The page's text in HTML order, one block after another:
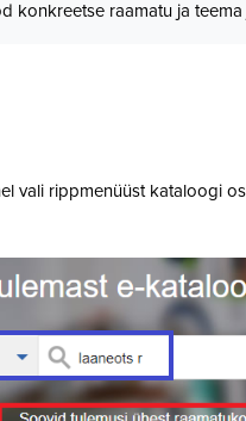
konkreetse raamatu ja
vali rippmenüüst kataloogi